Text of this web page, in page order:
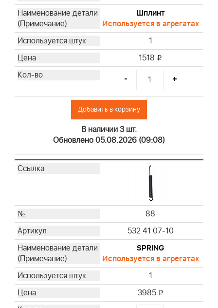
Шплинт
Используется в агрегатах
1
1518 i
- +
Добавить в корзину
В наличии 3 шт.
Обновлено 05.08.2026 (09:08)
88
532 41 07-10
SPRING
Используется в агрегатах
1
3985 i